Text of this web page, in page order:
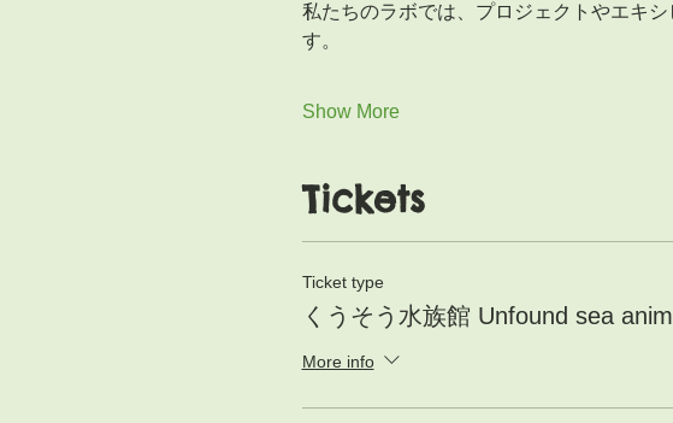
私たちのラボでは、プロジェクトやエキ
す。
Show More
Tickets
Ticket type
くうそう水族館 Unfound sea
More info